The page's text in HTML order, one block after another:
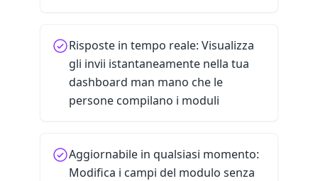
Risposte in tempo reale: Visualizza
gli invii istantaneamente nella tua
dashboard man mano che le
persone compilano i moduli
Aggiornabile in qualsiasi momento:
Modifica i campi del modulo senza